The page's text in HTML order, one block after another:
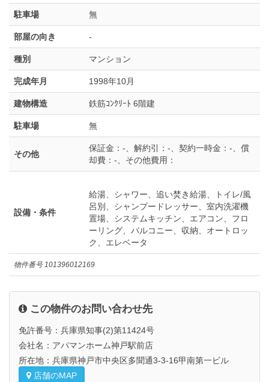
物件番号101396012169
駐車場 無
部屋の向き -
種別 マンション
完成年月 1998年10月
建物構造 鉄筋ｺﾝｸﾘｰﾄ 6階建
駐車場 無
その他
保証金：-、解約引：-、契約一時金：-、償
却費：-、その他費用：
設備・条件
給湯、シャワー、追い焚き給湯、トイレ/風
呂別、シャンプードレッサー、室内洗濯機
置場、システムキッチン、エアコン、フロ
ーリング、バルコニー、収納、オートロッ
ク、エレベータ
この物件のお問い合わせ先
免許番号：兵庫県知事(2)第11424号
会社名：アパマンホーム神戸駅前店
所在地：兵庫県神戸市中央区多聞通3-3-16甲南第一ビル
店舗のMAP